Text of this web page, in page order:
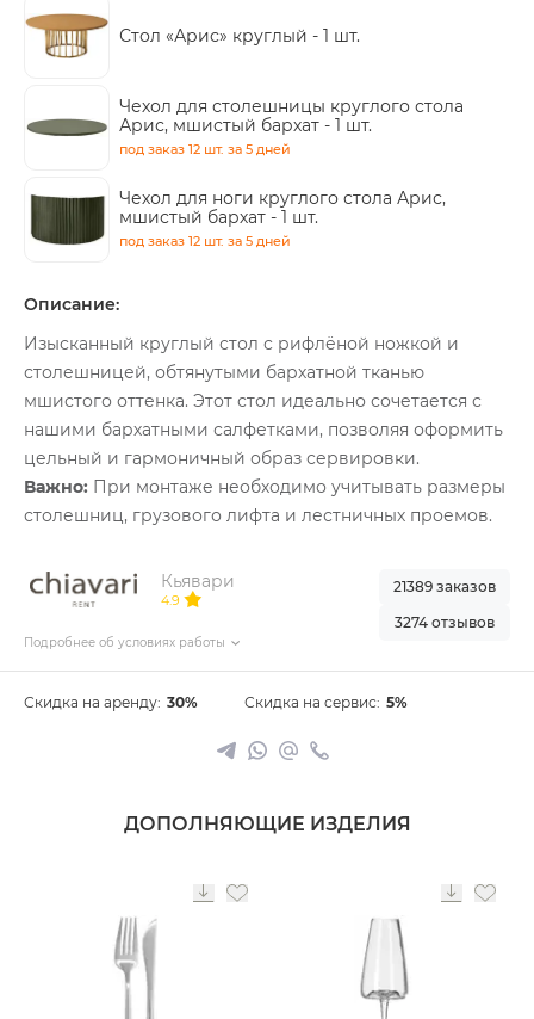
Стол «Арис» круглый - 1 шт.
Чехол для столешницы круглого стола
Арис, мшистый бархат - 1 шт.
под заказ 12 шт. за 5 дней
Чехол для ноги круглого стола Арис,
мшистый бархат - 1 шт.
под заказ 12 шт. за 5 дней
Описание:
Изысканный круглый стол с рифлёной ножкой и
столешницей, обтянутыми бархатной тканью
мшистого оттенка. Этот стол идеально сочетается с
нашими бархатными салфетками, позволяя оформить
цельный и гармоничный образ сервировки.
Важно: При монтаже необходимо учитывать размеры
столешниц, грузового лифта и лестничных проемов.
Кьявари
4.9
Подробнее об условиях работы
21389 заказов
3274 отзывов
Скидка на аренду: 30% Скидка на сервис: 5%
ДОПОЛНЯЮЩИЕ ИЗДЕЛИЯ